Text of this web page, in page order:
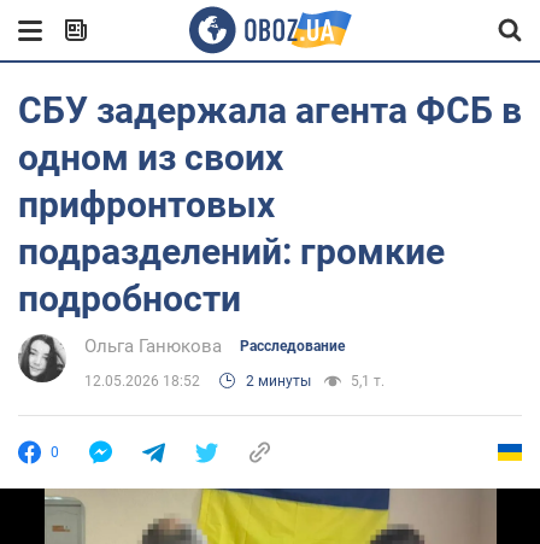
СБУ задержала агента ФСБ в
одном из своих
прифронтовых
подразделений: громкие
подробности
Ольга Ганюкова Расследование
12.05.2026 18:52 2 минуты 5,1 т.
0